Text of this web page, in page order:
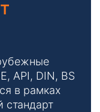
API, DIN, BS
в рамках
стандарт